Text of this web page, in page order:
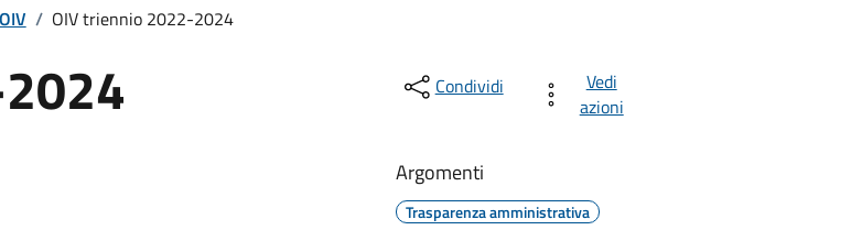
OIV / OIV triennio 2022-2024
Condividi
Vedi
azioni
Argomenti
Trasparenza amministrativa